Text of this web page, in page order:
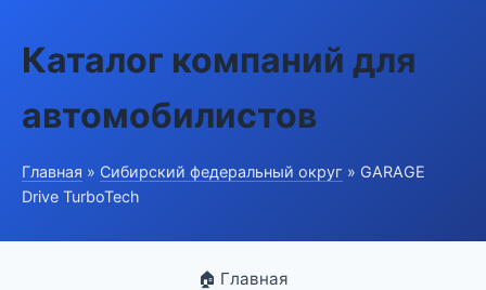
Каталог компаний для
автомобилистов
Главная » Сибирский федеральный округ » GARAGE
Drive TurboTech
🏠 Главная